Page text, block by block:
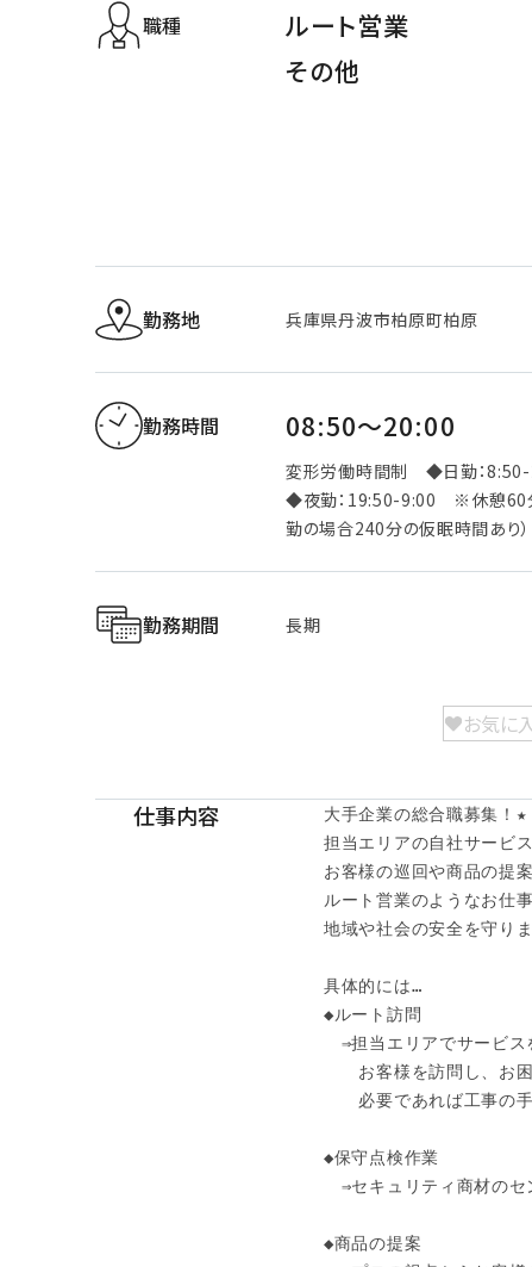
職種
ルート営業
その他
勤務地 兵庫県丹波市柏原町柏原
勤務時間 08:50～20:00
変形労働時間制 ◆日勤：
◆夜勤：19:50-9:00 ※休憩60
勤の場合240分の仮眠時間あり）
勤務期間 長期
お気に
仕事内容
大手企業の総合職募集！★
担当エリアの自社サービ
お客様の巡回や商品の提
ルート営業のようなお仕
地域や社会の安全を守りま
具体的には…
◆ルート訪問
⇒担当エリアでサービス
お客様を訪問し、お困
必要であれば工事の手
◆保守点検作業
⇒セキュリティ商材のセ
◆商品の提案